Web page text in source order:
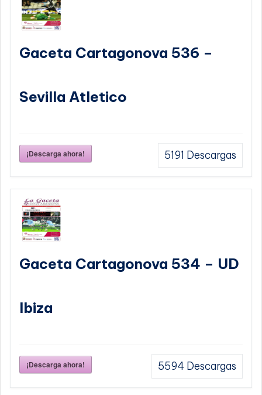
Gaceta Cartagonova 536 –
Sevilla Atletico
¡Descarga ahora! 5191 Descargas
Gaceta Cartagonova 534 – UD
Ibiza
¡Descarga ahora! 5594 Descargas